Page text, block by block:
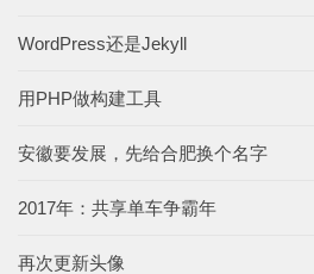
WordPress还是Jekyll
用PHP做构建工具
安徽要发展，先给合肥换个名字
2017年：共享单车争霸年
再次更新头像